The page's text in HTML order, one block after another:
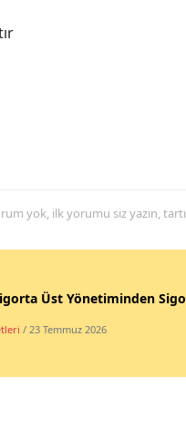
yok, ilk yorumu siz yazın,
Üst Yönetiminden
/ 23 Temmuz 2026